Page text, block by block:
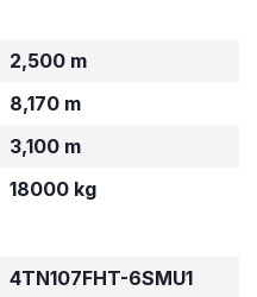
2,500 m
8,170 m
3,100 m
18000 kg
4TN107FHT-6SMU1